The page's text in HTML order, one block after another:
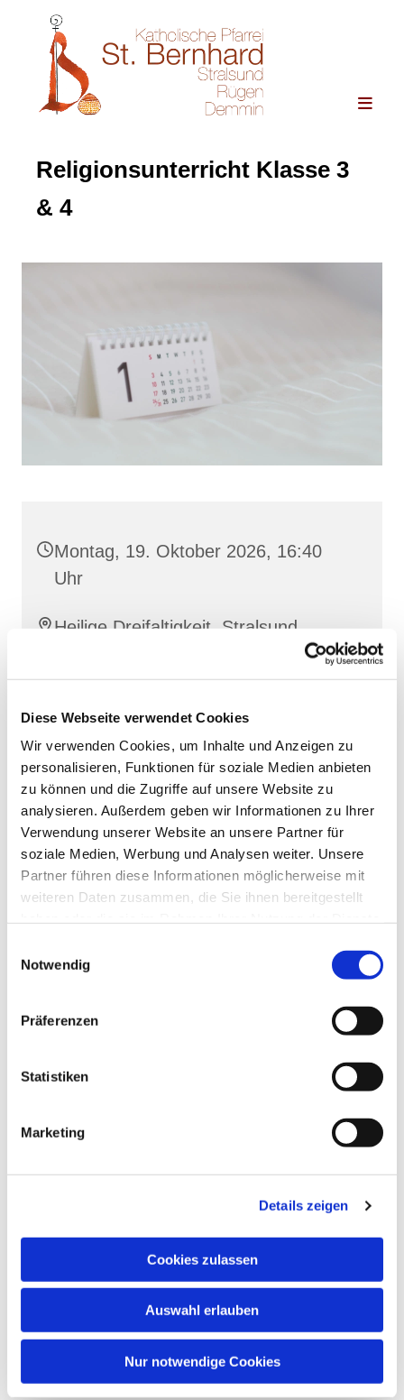
Diese Webseite verwendet Cookies
Wir verwenden Cookies, um Inhalte und Anzeigen zu
personalisieren, Funktionen für soziale Medien anbieten
zu können und die Zugriffe auf unsere Website zu
analysieren. Außerdem geben wir Informationen zu Ihrer
Verwendung unserer Website an unsere Partner für
soziale Medien, Werbung und Analysen weiter. Unsere
Partner führen diese Informationen möglicherweise mit
weiteren Daten zusammen, die Sie ihnen bereitgestellt
Notwendig
Präferenzen
Statistiken
Marketing
Details zeigen
Cookies zulassen
Auswahl erlauben
Nur notwendige Cookies
Religionsunterricht Klasse 3
& 4
Montag, 19. Oktober 2026, 16:40
Uhr
Heilige Dreifaltigkeit, Stralsund,
Frankenwall 7, 18439 Stralsund
interessieren